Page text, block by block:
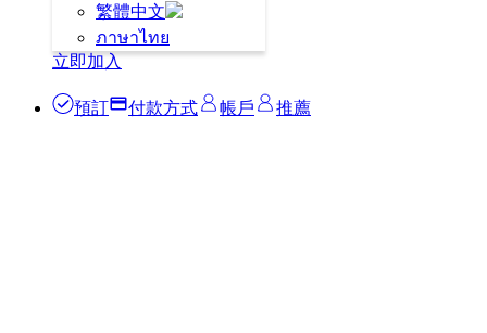
繁體中文
ภาษาไทย
立即加入
預訂 付款方式 帳戶 推薦